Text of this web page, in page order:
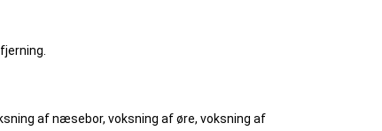
af næsebor, voksning af øre, voksning af